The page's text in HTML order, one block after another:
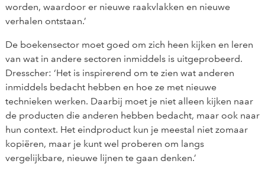
worden, waardoor er nieuwe raakvlakken en nieuwe
verhalen ontstaan.’
De boekensector moet goed om zich heen kijken en leren
van wat in andere sectoren inmiddels is uitgeprobeerd.
Dresscher: ‘Het is inspirerend om te zien wat anderen
inmiddels bedacht hebben en hoe ze met nieuwe
technieken werken. Daarbij moet je niet alleen kijken naar
de producten die anderen hebben bedacht, maar ook naar
hun context. Het eindproduct kun je meestal niet zomaar
kopiëren, maar je kunt wel proberen om langs
vergelijkbare, nieuwe lijnen te gaan denken.’